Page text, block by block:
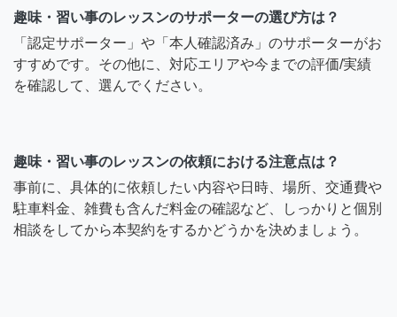
趣味・習い事のレッスンのサポーターの選び方は？
「認定サポーター」や「本人確認済み」のサポーターがお
すすめです。その他に、対応エリアや今までの評価/実績
を確認して、選んでください。
趣味・習い事のレッスンの依頼における注意点は？
事前に、具体的に依頼したい内容や日時、場所、交通費や
駐車料金、雑費も含んだ料金の確認など、しっかりと個別
相談をしてから本契約をするかどうかを決めましょう。